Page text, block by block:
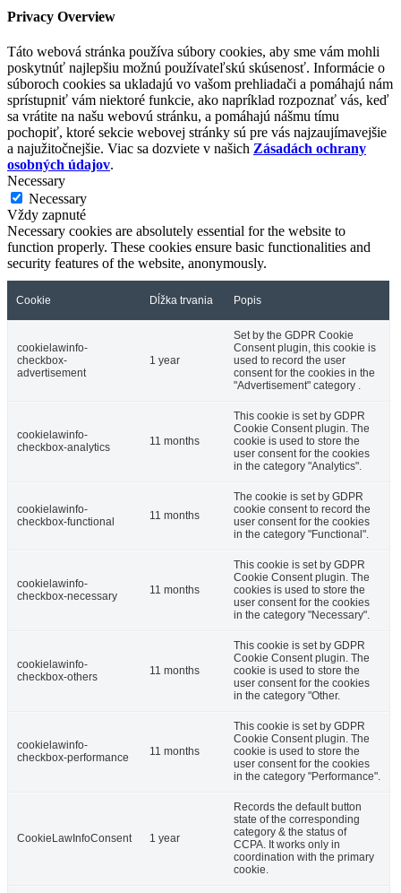
Privacy Overview
Táto webová stránka používa súbory cookies, aby sme vám mohli
poskytnúť najlepšiu možnú používateľskú skúsenosť. Informácie o
súboroch cookies sa ukladajú vo vašom prehliadači a pomáhajú nám
sprístupniť vám niektoré funkcie, ako napríklad rozpoznať vás, keď
sa vrátite na našu webovú stránku, a pomáhajú nášmu tímu
pochopiť, ktoré sekcie webovej stránky sú pre vás najzaujímavejšie
a najužitočnejšie. Viac sa dozviete v našich Zásadách ochrany
osobných údajov.
Necessary
Necessary
Vždy zapnuté
Necessary cookies are absolutely essential for the website to
function properly. These cookies ensure basic functionalities and
security features of the website, anonymously.
Cookie Dĺžka trvania Popis
cookielawinfo-
checkbox-
advertisement
1 year
Set by the GDPR Cookie
Consent plugin, this cookie is
used to record the user
consent for the cookies in the
"Advertisement" category .
cookielawinfo-
checkbox-analytics
11 months
This cookie is set by GDPR
Cookie Consent plugin. The
cookie is used to store the
user consent for the cookies
in the category "Analytics".
cookielawinfo-
checkbox-functional
11 months
The cookie is set by GDPR
cookie consent to record the
user consent for the cookies
in the category "Functional".
cookielawinfo-
checkbox-necessary
11 months
This cookie is set by GDPR
Cookie Consent plugin. The
cookies is used to store the
user consent for the cookies
in the category "Necessary".
cookielawinfo-
checkbox-others
11 months
This cookie is set by GDPR
Cookie Consent plugin. The
cookie is used to store the
user consent for the cookies
in the category "Other.
cookielawinfo-
checkbox-performance
11 months
This cookie is set by GDPR
Cookie Consent plugin. The
cookie is used to store the
user consent for the cookies
in the category "Performance".
CookieLawInfoConsent 1 year
Records the default button
state of the corresponding
category & the status of
CCPA. It works only in
coordination with the primary
cookie.